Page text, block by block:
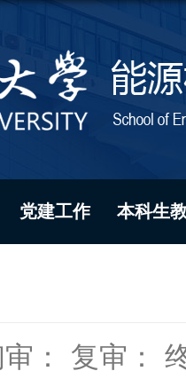
党建工作 本科生
： 复审：